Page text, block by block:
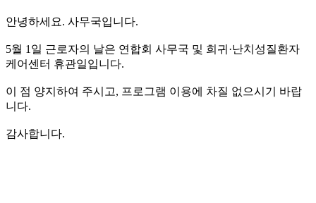
안녕하세요. 사무국입니다.
5월 1일 근로자의 날은 연합회 사무국 및 희귀·난치성질환자
케어센터 휴관일입니다.
이 점 양지하여 주시고, 프로그램 이용에 차질 없으시기 바랍
니다.
감사합니다.